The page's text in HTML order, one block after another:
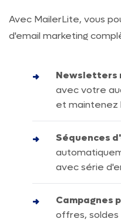
Avec MailerLite, vous
d'email marketing
Newsletters
avec votre
et maintenez
Séquences
avec série
Campagnes
offres,